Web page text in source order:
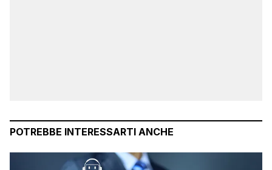
POTREBBE INTERESSARTI ANCHE